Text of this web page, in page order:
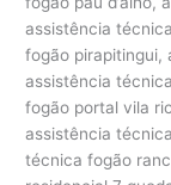
assistência
fogão pirapitingui,
assistência
fogão portal vila
assistência
técnica fogão